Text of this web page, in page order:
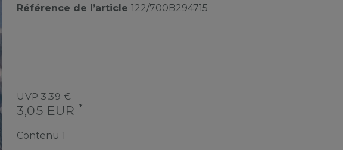
Référence de l’article 122/700B294715
UVP 3,39 €
3,05 EUR *
Contenu 1